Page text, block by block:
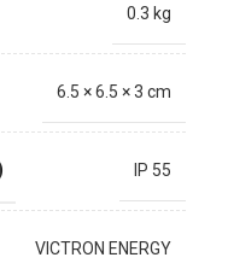
0.3 kg
6.5 × 6.5 × 3 cm
IP 55
VICTRON ENERGY